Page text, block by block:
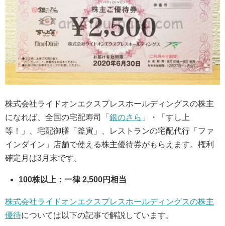
株式会社ライドオンエクスプレスホールディングスの株主
になれば、全国の宅配寿司「 銀のさら 」・「すし上
等！」、宅配御膳「釜寅」、レストランの宅配代行「ファ
インダイン」店舗で使える株主優待券がもらえます。権利
確定月は3月末です。
100株以上：一律 2,500円相当
株式会社ライドオンエクスプレスホールディングスの株主
優待については以下の記事で解説しています。